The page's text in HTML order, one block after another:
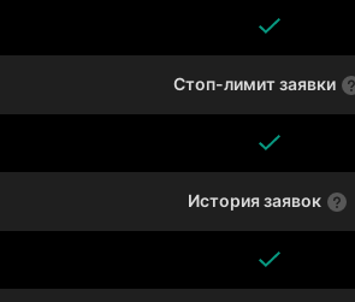
Стоп-лимит заявки
История заявок